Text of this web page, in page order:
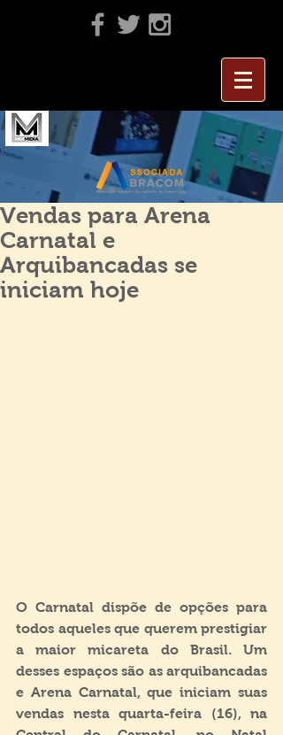
Vendas para Arena
Carnatal e
Arquibancadas se
iniciam hoje
O Carnatal dispõe de opções para
todos aqueles que querem prestigiar
a maior micareta do Brasil. Um
desses espaços são as arquibancadas
e Arena Carnatal, que iniciam suas
vendas nesta quarta-feira (16), na